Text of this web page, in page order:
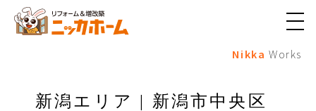
メ
ュ
Nikka Works
新潟エリア | 新潟市中央区